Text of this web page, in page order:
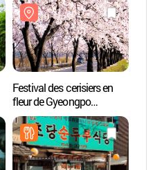
Festival des cerisiers en
fleur de Gyeongpo
(경포벚꽃축제)